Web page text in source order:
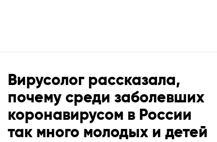
Вирусолог рассказала,
почему среди заболевших
коронавирусом в России
так много молодых и детей